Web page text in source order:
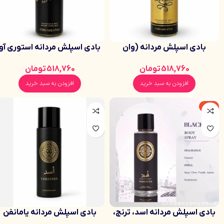
بادی اسپلش مردانه (وان
518,760تومان
افزودن به سبد خرید
بادی اسپلش مردانه استوری
518,760تومان
افزودن به سبد خرید
-6%
بادی اسپلش مردانه اسد، ترنج،
بادی اسپلش مردانه یامانفن